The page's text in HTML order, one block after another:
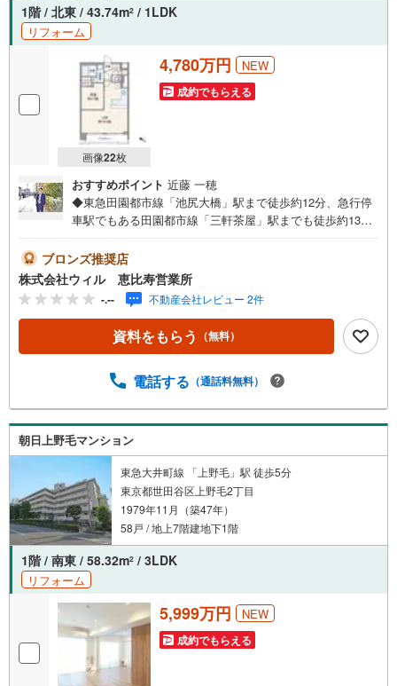
1階 / 北東 / 43.74m2 / 1LDK
リフォーム
画像22枚
4,780万円 NEW
成約でもらえる
おすすめポイント 近藤 一穂
◆東急田園都市線「池尻大橋」駅まで徒歩約12分、急行停
車駅でもある田園都市線「三軒茶屋」駅までも徒歩約13分
「池ノ上」駅も徒歩約17分で利用でき、3駅3路線が利用可
能な通勤・通学にも便利な立地◆1階住戸につき、階下への
生活音の配慮を少なく過ごせる◆機能的で作業効率の良いL
字型のシステムキッチン◆ワイド仕様のバルコニーでお洗
濯もスムーズ◆不在時にも荷物の受取が可能な宅配ボック
ス完備◆「オーケー池尻大橋店」まで徒歩約3分、「オオゼ
10:00～19:00】上記時間はお電話が繋がりやすくなってお
合は「室内・現地を見学する（無料）」ボタンよりご希望
の日時をご記入いただけますとスムーズにご案内が可能で
す。【ウィル不動産販売はここが強み】（1）住宅ローンに
精通しており、社内にローン専門部署があります！（2）施
工実績多数のリフォーム部門も社内にあります！（3）定休
日なし！
ブロンズ推奨店
株式会社ウィル 恵比寿営業所
-.-- 不動産会社レビュー 2件
資料をもらう （無料）
電話する （通話料無料）
朝日上野毛マンション
東急大井町線 「上野毛」駅 徒歩5分
東京都世田谷区上野毛2丁目
1979年11月（築47年）
58戸 / 地上7階建地下1階
1階 / 南東 / 58.32m2 / 3LDK
リフォーム
5,999万円 NEW
成約でもらえる